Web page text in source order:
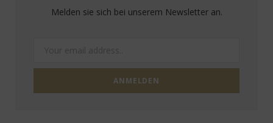
Melden sie sich bei unserem Newsletter an.